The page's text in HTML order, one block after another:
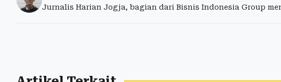
Jurnalis Harian Jogja, bagian dari Bisnis Indonesia Group